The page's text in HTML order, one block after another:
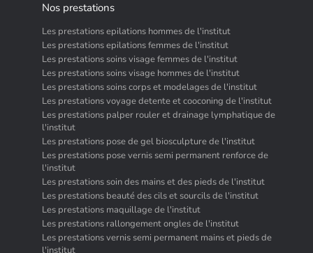
Nos prestations
Les prestations epilations hommes de l'institut
Les prestations epilations femmes de l'institut
Les prestations soins visage femmes de l'institut
Les prestations soins visage hommes de l'institut
Les prestations soins corps et modelages de l'institut
Les prestations voyage detente et cooconing de l'institut
Les prestations palper rouler et drainage lymphatique de
l'institut
Les prestations pose de gel biosculpture de l'institut
Les prestations pose vernis semi permanent renforce de
l'institut
Les prestations soin des mains et des pieds de l'institut
Les prestations beauté des cils et sourcils de l'institut
Les prestations maquillage de l'institut
Les prestations rallongement ongles de l'institut
Les prestations vernis semi permanent mains et pieds de
l'institut